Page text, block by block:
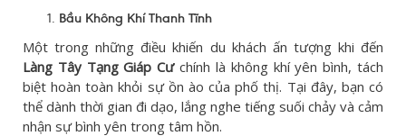
Bầu Không Khí Thanh Tĩnh
Một trong những điều khiến du khách ấn tượng khi đến
Làng Tây Tạng Giáp Cưchính là không khí yên bình, tách
biệt hoàn toàn khỏi sự ồn ào của phố thị. Tại đây, bạn có
thể dành thời gian đi dạo, lắng nghe tiếng suối chảy và cảm
nhận sự bình yên trong tâm hồn.